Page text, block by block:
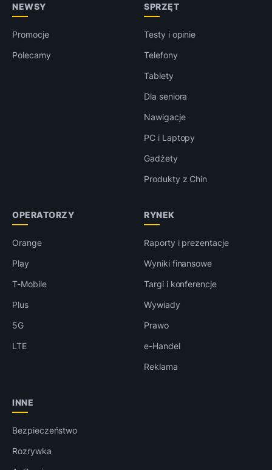
NEWSY
Promocje
Polecamy
SPRZĘT
Testy i opinie
Telefony
Tablety
Dla seniora
Nawigacje
PC i Laptopy
Gadżety
Produkty z Chin
OPERATORZY
Orange
Play
T-Mobile
Plus
5G
LTE
RYNEK
Raporty i prezentacje
Wyniki finansowe
Targi i konferencje
Wywiady
Prawo
e-Handel
Reklama
INNE
Bezpieczeństwo
Rozrywka